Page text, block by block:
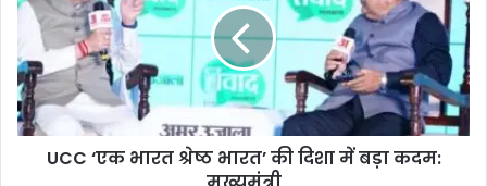
UCC ‘एक भारत श्रेष्ठ भारत’ की दिशा में बड़ा कदम: